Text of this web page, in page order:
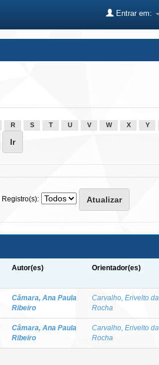
Entrar em:
R S T U V W X Y
Registro(s):
Autor(es) Orientador(es)
Câmara, Ana Paula
Ribeiro
Carvalho, Erivelto da
Rocha
Câmara, Ana Paula
Ribeiro
Carvalho, Erivelto da
Rocha